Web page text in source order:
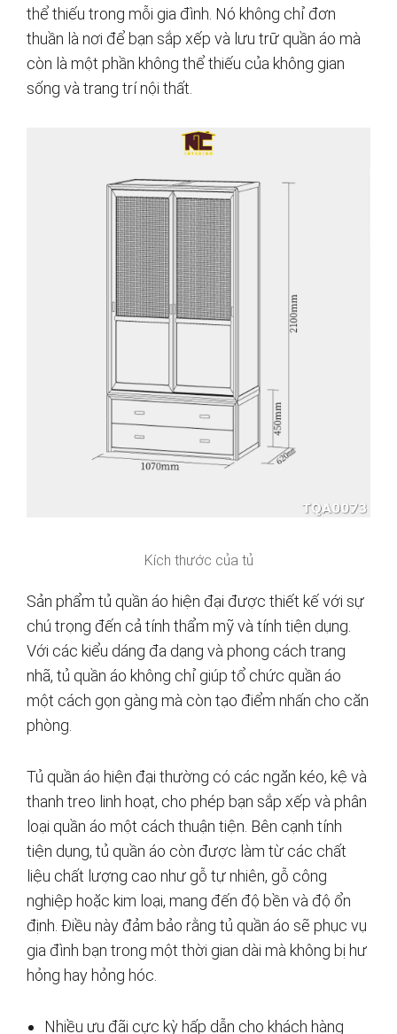
thể thiếu trong mỗi gia đình. Nó không chỉ đơn
thuần là nơi để bạn sắp xếp và lưu trữ quần áo mà
còn là một phần không thể thiếu của không gian
sống và trang trí nội thất.
Kích thước của tủ
Sản phẩm tủ quần áo hiện đại được thiết kế với sự
chú trọng đến cả tính thẩm mỹ và tính tiện dụng.
Với các kiểu dáng đa dạng và phong cách trang
nhã, tủ quần áo không chỉ giúp tổ chức quần áo
một cách gọn gàng mà còn tạo điểm nhấn cho căn
phòng.
Tủ quần áo hiện đại thường có các ngăn kéo, kệ và
thanh treo linh hoạt, cho phép bạn sắp xếp và phân
loại quần áo một cách thuận tiện. Bên cạnh tính
tiện dụng, tủ quần áo còn được làm từ các chất
liệu chất lượng cao như gỗ tự nhiên, gỗ công
nghiệp hoặc kim loại, mang đến độ bền và độ ổn
định. Điều này đảm bảo rằng tủ quần áo sẽ phục vụ
gia đình bạn trong một thời gian dài mà không bị hư
hỏng hay hỏng hóc.
Nhiều ưu đãi cực kỳ hấp dẫn cho khách hàng